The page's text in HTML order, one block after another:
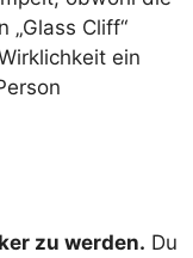
Cliff“
ein
zu werden. Du